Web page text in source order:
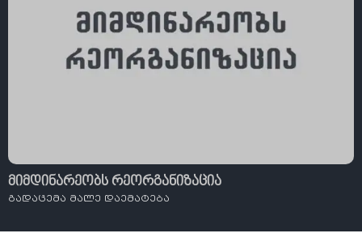
მიმდინარეობს რეორგანიზაცია
გადაცემა მალე დაემატება